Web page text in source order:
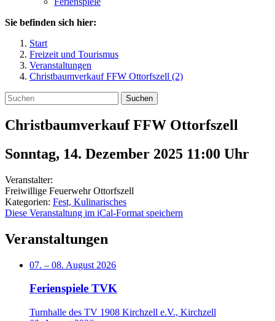
Sie befinden sich hier:
Start
Freizeit und Tourismus
Veranstaltungen
Christbaumverkauf FFW Ottorfszell (2)
Suchen
Christbaumverkauf FFW Ottorfszell
Sonntag, 14. Dezember 2025 11:00 Uhr
Veranstalter:
Freiwillige Feuerwehr Ottorfszell
Kategorien: Fest, Kulinarisches
Diese Veranstaltung im iCal-Format speichern
Veranstaltungen
07. – 08. August 2026
Ferienspiele TVK
Turnhalle des TV 1908 Kirchzell e.V., Kirchzell